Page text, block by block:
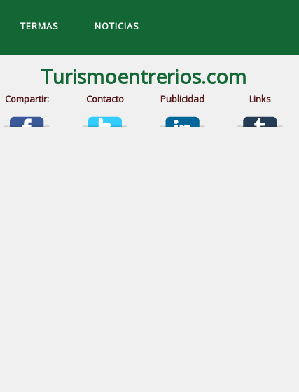
TERMAS NOTICIAS
Turismoentrerios.com
Compartir: Contacto Publicidad Links